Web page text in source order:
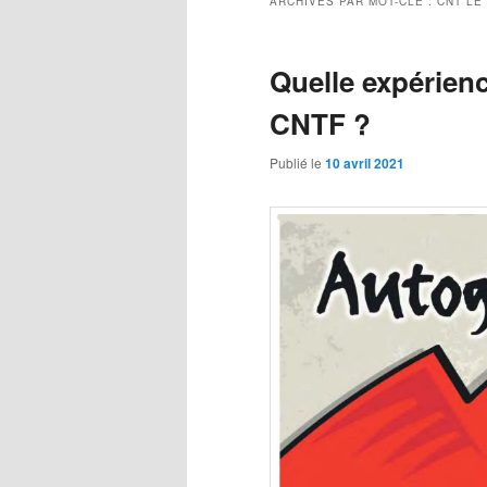
Quelle
CNTF ?
Publié le 10 avril 2021